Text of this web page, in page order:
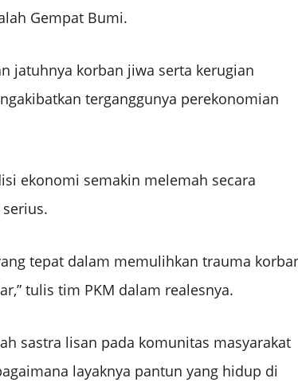
Gempat Bumi.
jatuhnya korban jiwa serta kerugian
terganggunya perekonomian
ekonomi semakin melemah secara
tepat dalam memulihkan trauma
tulis tim PKM dalam realesnya.
sastra lisan pada komunitas masyarakat
layaknya pantun yang hidup di